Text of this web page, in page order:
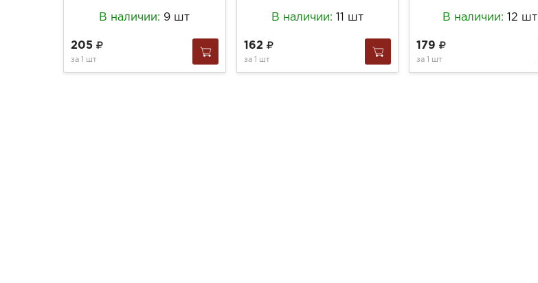
В наличии: 9 шт
205
за 1 шт
В наличии: 11 шт
162
за 1 шт
В наличии: 12 шт
179
за 1 шт